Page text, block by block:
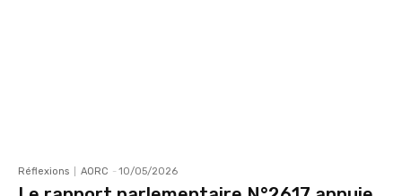
Réflexions AORC - 10/05/2026